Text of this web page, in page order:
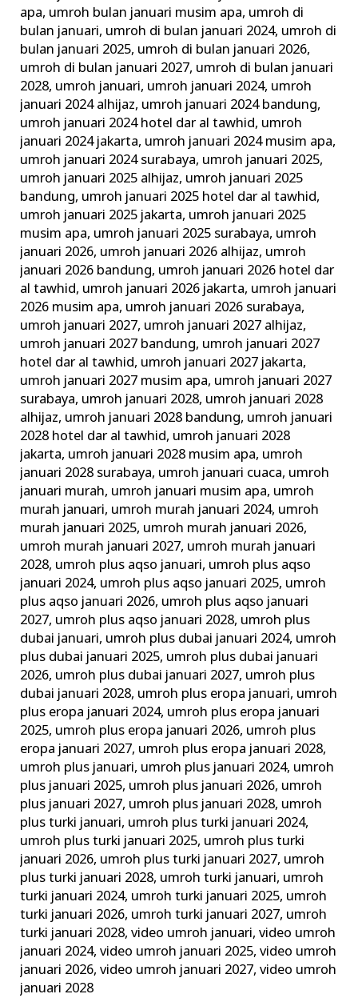
apa, umroh bulan januari musim apa, umroh di
bulan januari, umroh di bulan januari 2024, umroh di
bulan januari 2025, umroh di bulan januari 2026,
umroh di bulan januari 2027, umroh di bulan januari
2028, umroh januari, umroh januari 2024, umroh
januari 2024 alhijaz, umroh januari 2024 bandung,
umroh januari 2024 hotel dar al tawhid, umroh
januari 2024 jakarta, umroh januari 2024 musim apa,
umroh januari 2024 surabaya, umroh januari 2025,
umroh januari 2025 alhijaz, umroh januari 2025
bandung, umroh januari 2025 hotel dar al tawhid,
umroh januari 2025 jakarta, umroh januari 2025
musim apa, umroh januari 2025 surabaya, umroh
januari 2026, umroh januari 2026 alhijaz, umroh
januari 2026 bandung, umroh januari 2026 hotel dar
al tawhid, umroh januari 2026 jakarta, umroh januari
2026 musim apa, umroh januari 2026 surabaya,
umroh januari 2027, umroh januari 2027 alhijaz,
umroh januari 2027 bandung, umroh januari 2027
hotel dar al tawhid, umroh januari 2027 jakarta,
umroh januari 2027 musim apa, umroh januari 2027
surabaya, umroh januari 2028, umroh januari 2028
alhijaz, umroh januari 2028 bandung, umroh januari
2028 hotel dar al tawhid, umroh januari 2028
jakarta, umroh januari 2028 musim apa, umroh
januari 2028 surabaya, umroh januari cuaca, umroh
januari murah, umroh januari musim apa, umroh
murah januari, umroh murah januari 2024, umroh
murah januari 2025, umroh murah januari 2026,
umroh murah januari 2027, umroh murah januari
2028, umroh plus aqso januari, umroh plus aqso
januari 2024, umroh plus aqso januari 2025, umroh
plus aqso januari 2026, umroh plus aqso januari
2027, umroh plus aqso januari 2028, umroh plus
dubai januari, umroh plus dubai januari 2024, umroh
plus dubai januari 2025, umroh plus dubai januari
2026, umroh plus dubai januari 2027, umroh plus
dubai januari 2028, umroh plus eropa januari, umroh
plus eropa januari 2024, umroh plus eropa januari
2025, umroh plus eropa januari 2026, umroh plus
eropa januari 2027, umroh plus eropa januari 2028,
umroh plus januari, umroh plus januari 2024, umroh
plus januari 2025, umroh plus januari 2026, umroh
plus januari 2027, umroh plus januari 2028, umroh
plus turki januari, umroh plus turki januari 2024,
umroh plus turki januari 2025, umroh plus turki
januari 2026, umroh plus turki januari 2027, umroh
plus turki januari 2028, umroh turki januari, umroh
turki januari 2024, umroh turki januari 2025, umroh
turki januari 2026, umroh turki januari 2027, umroh
turki januari 2028,video umroh januari,video umroh
januari 2024,video umroh januari 2025,video umroh
januari 2026,video umroh januari 2027,video umroh
januari 2028